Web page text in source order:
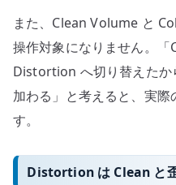
また、Clean Volume と
操作対象になりません。「
Distortion へ切り替えたか
加わる」と考えると、実際
す。
Distortion は Clean と